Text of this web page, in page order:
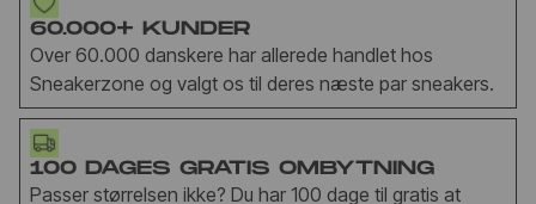
60.000+ KUNDER
Over 60.000 danskere har allerede handlet hos
Sneakerzone og valgt os til deres næste par sneakers.
100 DAGES GRATIS OMBYTNING
Passer størrelsen ikke? Du har 100 dage til gratis at